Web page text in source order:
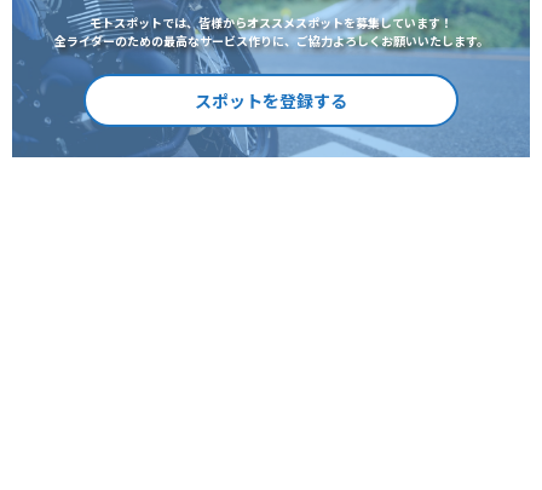
モトスポットでは、皆様からオススメスポットを募集しています！
全ライダーのための最高なサービス作りに、ご協力よろしくお願いいたします。
スポットを登録する